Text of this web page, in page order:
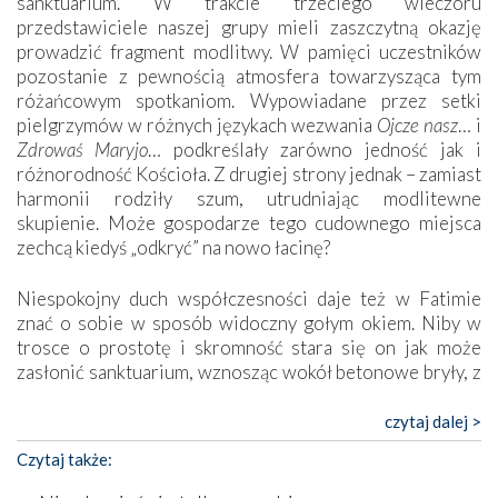
przedstawiciele naszej grupy mieli zaszczytną okazję
prowadzić fragment modlitwy. W pamięci uczestników
pozostanie z pewnością atmosfera towarzysząca tym
różańcowym spotkaniom. Wypowiadane przez setki
pielgrzymów w różnych językach wezwania Ojcze nasz… i
Zdrowaś Maryjo… podkreślały zarówno jedność jak i
różnorodność Kościoła. Z drugiej strony jednak – zamiast
harmonii rodziły szum, utrudniając modlitewne
skupienie. Może gospodarze tego cudownego miejsca
zechcą kiedyś „odkryć” na nowo łacinę?
Niespokojny duch współczesności daje też w Fatimie
znać o sobie w sposób widoczny gołym okiem. Niby w
trosce o prostotę i skromność stara się on jak może
zasłonić sanktuarium, wznosząc wokół betonowe bryły, z
katolickiego kultu. Tylko co wspólnego z żywą,
autentyczną wiarą mogą mieć płaskie, szare bunkry albo
kaplice, w których Tabernakulum przypomina bardziej
czytaj dalej >
Czytaj także: